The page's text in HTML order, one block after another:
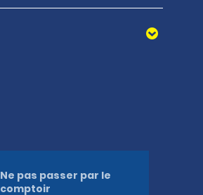
Ne pas passer par le
comptoir